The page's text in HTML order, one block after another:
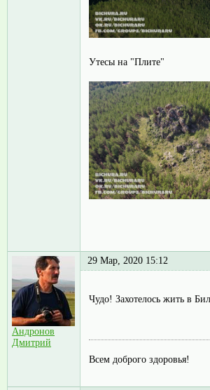
Утесы на "Плите"
Андронов
Дмитрий
29 Мар, 2020 15:12
Чудо! Захотелось жить в
Всем доброго здоровья!